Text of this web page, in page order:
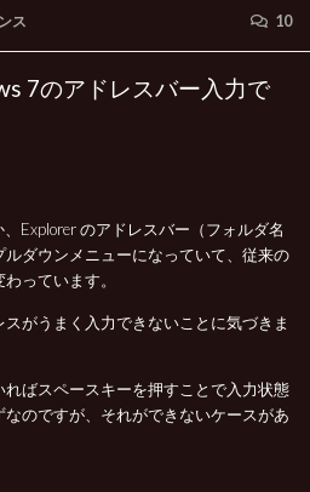
ス 10
7のアドレスバー入力で
Explorer のアドレスバー（フォルダ名
ダウンメニューになっていて、従来の
っています。
がうまく入力できないことに気づきま
ばスペースキーを押すことで入力状態
のですが、それができないケースがあ